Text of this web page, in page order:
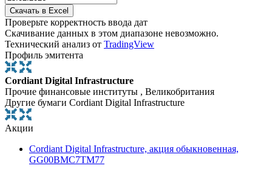
Проверьте корректность ввода дат
Скачивание данных в этом диапазоне невозможно.
Технический анализ от TradingView
Профиль эмитента
Cordiant Digital Infrastructure
Прочие финансовые институты , Великобритания
Другие бумаги Cordiant Digital Infrastructure
Акции
Cordiant Digital Infrastructure, акция обыкновенная,
GG00BMC7TM77